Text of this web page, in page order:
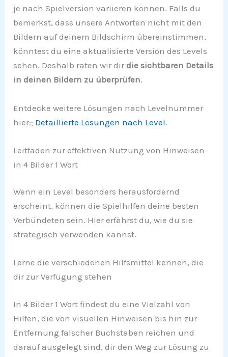
je nach Spielversion variieren können. Falls du
bemerkst, dass unsere Antworten nicht mit den
Bildern auf deinem Bildschirm übereinstimmen,
könntest du eine aktualisierte Version des Levels
sehen. Deshalb raten wir dirdie sichtbaren Details
in deinen Bildern zu überprüfen.
Entdecke weitere Lösungen nach Levelnummer
hier:; Detaillierte Lösungen nach Level.
Leitfaden zur effektiven Nutzung von Hinweisen
in 4 Bilder 1 Wort
Wenn ein Level besonders herausfordernd
erscheint, können die Spielhilfen deine besten
Verbündeten sein. Hier erfährst du, wie du sie
strategisch verwenden kannst.
Lerne die verschiedenen Hilfsmittel kennen, die
dir zur Verfügung stehen
In 4 Bilder 1 Wort findest du eine Vielzahl von
Hilfen, die von visuellen Hinweisen bis hin zur
Entfernung falscher Buchstaben reichen und
darauf ausgelegt sind, dir den Weg zur Lösung zu